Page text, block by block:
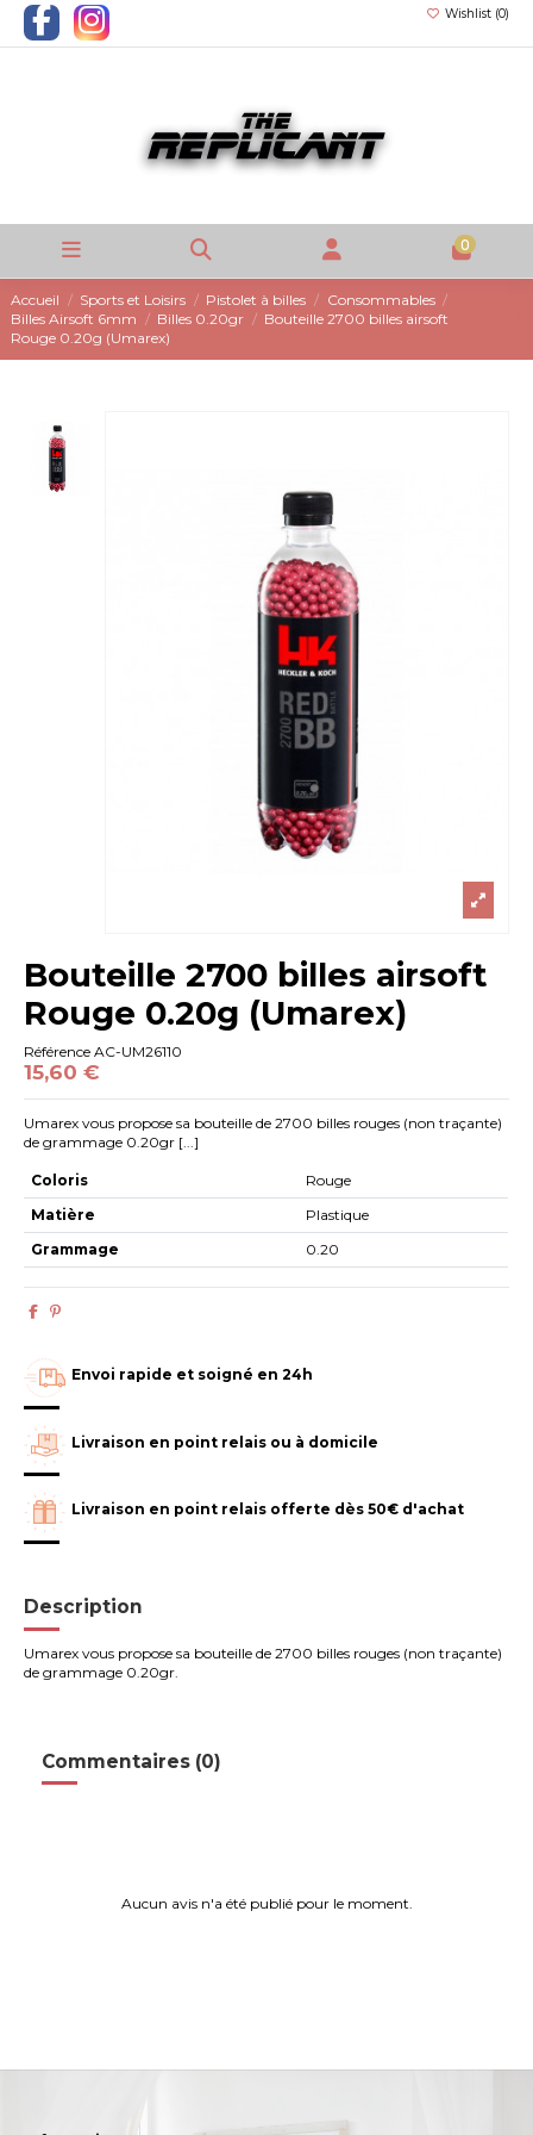
Wishlist (0)
0
Accueil Sports et Loisirs Pistolet à billes
Consommables
Billes Airsoft 6mm
Billes 0.20gr
Bouteille 2700 billes airsoft
Rouge 0.20g (Umarex)
Bouteille 2700 billes airsoft
Rouge 0.20g (Umarex)
Référence AC-UM26110
15,60 €
Umarex vous propose sa bouteille de 2700 billes rouges (non traçante)
de grammage 0.20gr [...]
Coloris
Rouge
Matière
Plastique
Grammage
0.20
Envoi rapide et soigné en 24h
Livraison en point relais ou à domicile
Livraison en point relais offerte dès 50€ d'achat
Description
Umarex vous propose sa bouteille de 2700 billes rouges (non traçante)
de grammage 0.20gr.
Commentaires (0)
Aucun avis n'a été publié pour le moment.